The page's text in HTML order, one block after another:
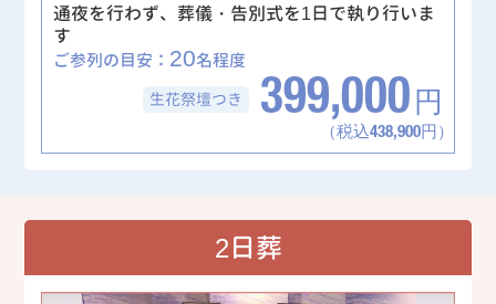
通夜を行わず、葬儀・告別式を1日で執り行いま
す
ご参列の目安： 20名程度
生花祭壇つき 399,000 円
（税込438,900円）
2日葬